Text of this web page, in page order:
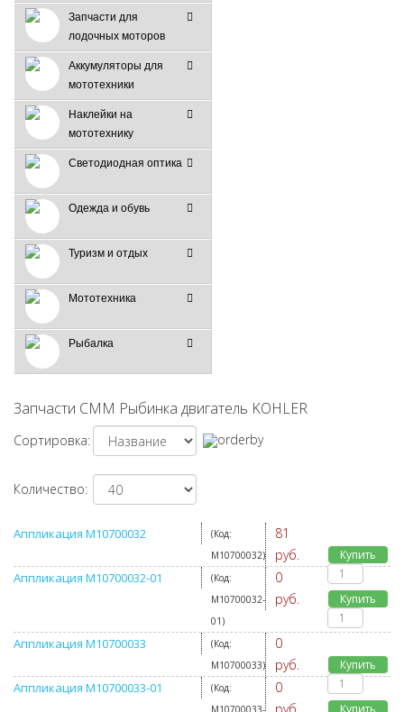
Запчасти для
лодочных моторов
Аккумуляторы для
мототехники
Наклейки на
мототехнику
Светодиодная оптика
Одежда и обувь
Туризм и отдых
Мототехника
Рыбалка
Запчасти СММ Рыбинка двигатель KOHLER
Сортировка:
Количество:
Аппликация M10700032
(Код:
M10700032)
81
руб.
Купить
Аппликация M10700032-01
(Код:
M10700032-
01)
0
руб.
Купить
Аппликация M10700033
(Код:
M10700033)
0
руб.
Купить
Аппликация M10700033-01
(Код:
M10700033-
0
Купить